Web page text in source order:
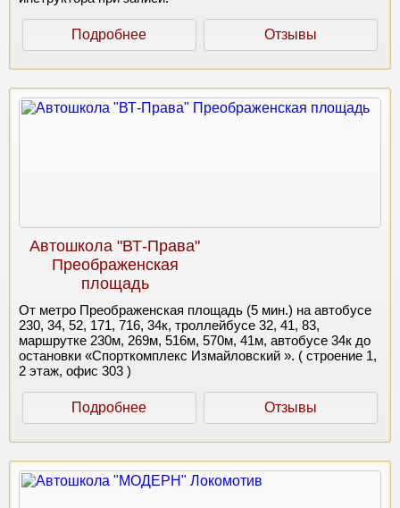
Подробнее Отзывы
Автошкола "ВТ-Права"
Преображенская
площадь
От метро Преображенская площадь (5 мин.) на автобусе
230, 34, 52, 171, 716, 34к, троллейбусе 32, 41, 83,
маршрутке 230м, 269м, 516м, 570м, 41м, автобусе 34к до
остановки «Спорткомплекс Измайловский ». ( строение 1,
2 этаж, офис 303 )
Подробнее Отзывы